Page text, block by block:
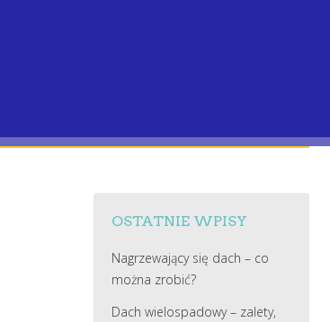
OSTATNIE WPISY
Nagrzewający się dach – co
można zrobić?
Dach wielospadowy – zalety,